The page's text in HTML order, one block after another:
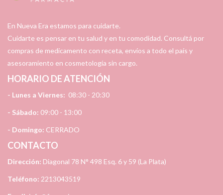
En Nueva Era estamos para cuidarte.
Cuidarte es pensar en tu salud y en tu comodidad. Consultá por
compras de medicamento con receta, envíos a todo el país y
asesoramiento en cosmetología sin cargo.
HORARIO DE ATENCIÓN
- Lunes a Viernes: 08:30 - 20:30
- Sábado: 09:00 - 13:00
- Domingo: CERRADO
CONTACTO
Dirección: Diagonal 78 N° 498 Esq. 6 y 59 (La Plata)
Teléfono: 2213043519